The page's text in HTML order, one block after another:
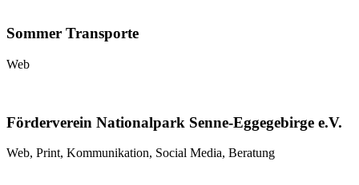
Sommer Transporte
Web
Förderverein Nationalpark Senne-Eggegebirge e.V.
Web, Print, Kommunikation, Social Media, Beratung